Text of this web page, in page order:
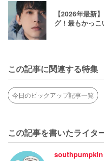
【2026年最新
グ！最もかっこ
この記事に関連する特集
今日のピックアップ記事一覧
この記事を書いたライタ
southpumpkin